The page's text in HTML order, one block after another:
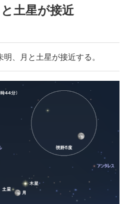
土星が接近
、月と土星が接近する。